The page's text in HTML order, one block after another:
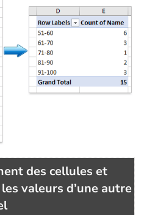
des cellules et
valeurs d’une autre